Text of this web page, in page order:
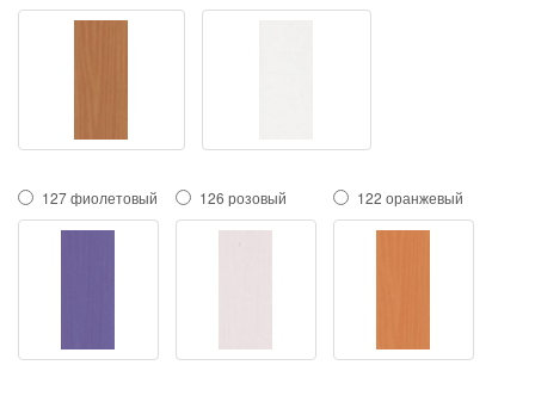
127 фиолетовый 126 розовый 122 оранжевый